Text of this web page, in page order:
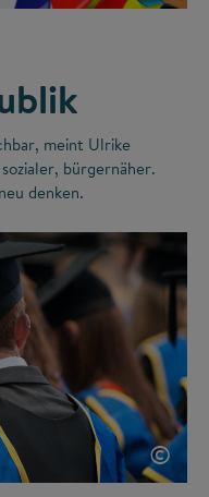
meint Ulrike
bürgernäher.
denken.
©